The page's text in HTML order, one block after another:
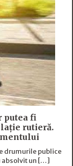
putea fi
rutieră.
drumurile publice
absolvit un […]